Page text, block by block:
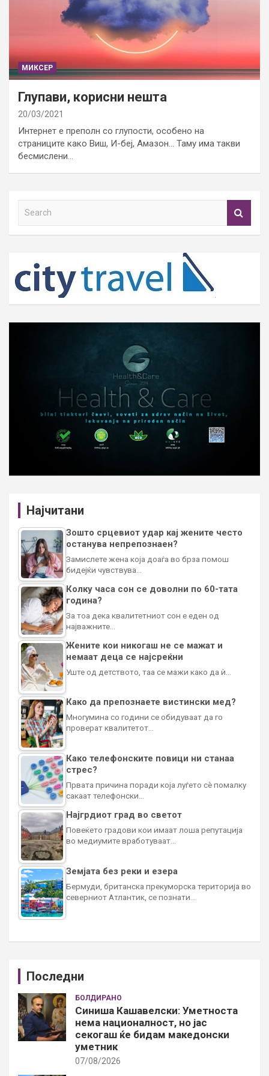
МИКСЕР
Глупави, корисни нешта
20/03/2021
Интернет е преполн со глупости, особено на
страниците како Виш, И-беј, Амазон… Таму има такви
бесмислени…
h
Најчитани
Зошто срцевиот удар кај жените често
останува непрепознаен?
Замислете жена која доаѓа во брза помош
бидејќи чувствува…
Колку часа сон се доволни по 60-тата
година?
За тоа дека квалитетниот сон е еден од
најважните…
Жените кои никогаш не се мажат и
немаат деца се најсреќни
Уште од детството, таа се мажи како да ѝ…
Како да препознаете вистински мед?
Многумина со години се обидуваат да го
проверат квалитетот…
Како телефонските повици ни станаа
стрес?
Првата причина поради која луѓето сè помалку
сакаат телефонски…
Најгрдиот град во светот
Повеќето градови кои имаат лоша репутација
во медиумите вработуваат…
Земјата без реки и езера
Бермуди, британска прекуморска територија во
северниот Атлантик, се познати…
Последни
БОЛДИРАНО
Синиша Кашавелски: Уметноста
нема националност, но јас
секогаш ќе бидам македонски
уметник
07/08/2026